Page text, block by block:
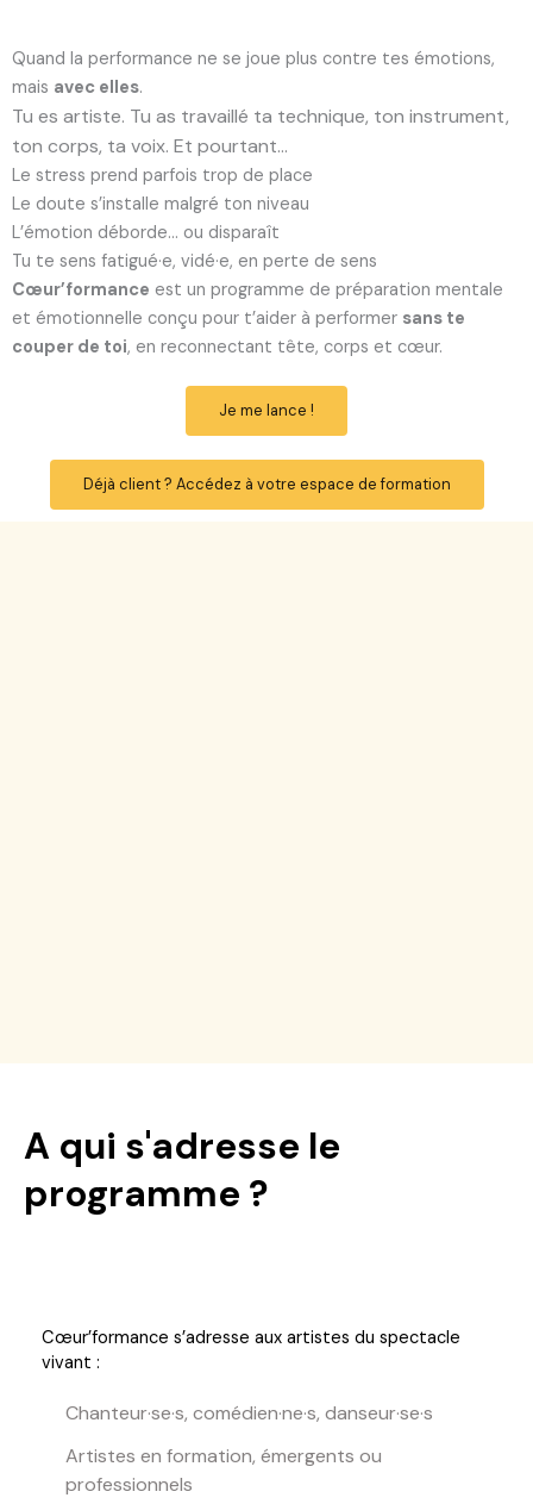
Quand la performance ne se joue plus contre tes émotions,
mais avec elles.
Tu es artiste. Tu as travaillé ta technique, ton instrument,
ton corps, ta voix. Et pourtant…
Le stress prend parfois trop de place
Le doute s’installe malgré ton niveau
L’émotion déborde… ou disparaît
Tu te sens fatigué·e, vidé·e, en perte de sens
Cœur’formance est un programme de préparation mentale
et émotionnelle conçu pour t’aider à performer sans te
couper de toi, en reconnectant tête, corps et cœur.
Je me lance !
Déjà client ? Accédez à votre espace de formation
A qui s'adresse le
programme ?
Cœur’formance s’adresse aux artistes du spectacle
vivant :
Chanteur·se·s, comédien·ne·s, danseur·se·s
Artistes en formation, émergents ou
professionnels